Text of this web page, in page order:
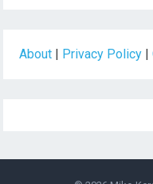
About Privacy Policy |